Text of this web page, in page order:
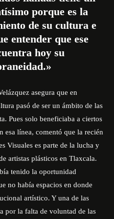
porque es la
de su cultura e
entender que ese
hoy su
asegura que en
pasó de ser un ámbito de las
Pues solo beneficiaba a ciertos
esa línea, comentó que la recién
Visuales es parte de la lucha y
artistas plásticos en Tlaxcala.
tenido la oportunidad
no había espacios en donde
artístico. Y una de las
por la falta de voluntad de las